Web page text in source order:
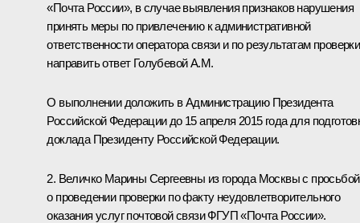
«Почта России», в случае выявления признаков нарушения
принять меры по привлечению к административной
ответственности оператора связи и по результатам проверки
направить ответ Голубевой А.М.
О выполнении доложить в Администрацию Президента
Российской Федерации до 15 апреля 2015 года для
доклада Президенту Российской Федерации.
2. Величко Марины Сергеевны из города Москвы с просьбой
о проведении проверки по факту неудовлетворительного
оказания услуг почтовой связи ФГУП «Почта России».